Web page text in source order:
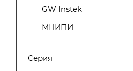
GW Instek
МНИПИ
UNI-T
Серия